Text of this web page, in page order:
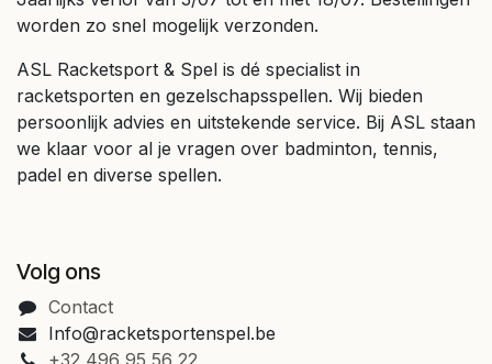
worden zo snel mogelijk verzonden.
ASL Racketsport & Spel is dé specialist in
racketsporten en gezelschapsspellen. Wij bieden
persoonlijk advies en uitstekende service. Bij ASL staan
we klaar voor al je vragen over badminton, tennis,
padel en diverse spellen.
Volg ons
Contact
Info@racketsportenspel.be